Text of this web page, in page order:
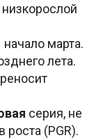
марта.
лета.
серия, не
(PGR).